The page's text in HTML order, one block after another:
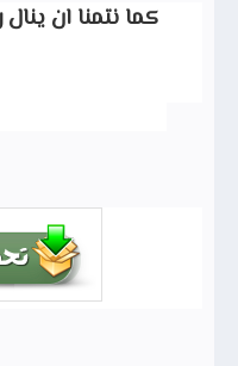
كما نتمنا ان